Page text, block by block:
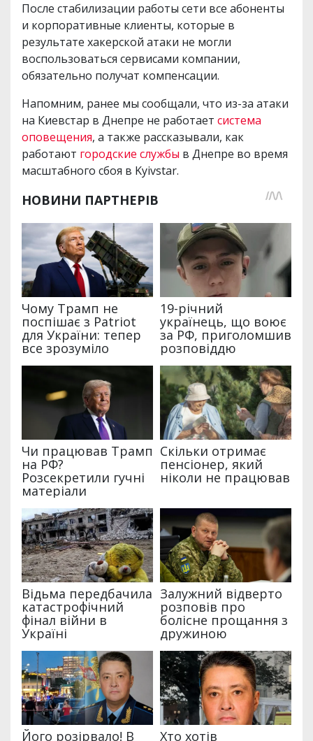
После стабилизации работы сети все абоненты
и корпоративные клиенты, которые в
результате хакерской атаки не могли
воспользоваться сервисами компании,
обязательно получат компенсации.
Напомним, ранее мы сообщали, что из-за атаки
на Киевстар в Днепре не работает система
оповещения, а также рассказывали, как
работают городские службы в Днепре во время
масштабного сбоя в Kyivstar.